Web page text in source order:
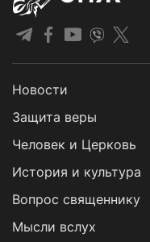
Новости
Защита веры
Человек и Церковь
История и культура
Вопрос священнику
Мысли вслух